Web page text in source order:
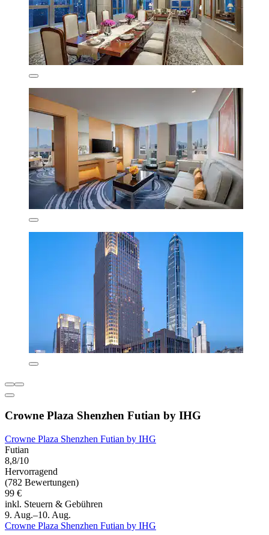
Crowne Plaza Shenzhen Futian by IHG
Crowne Plaza Shenzhen Futian by IHG
Futian
8,8/10
Hervorragend
(782 Bewertungen)
99 €
inkl. Steuern & Gebühren
9. Aug.–10. Aug.
Crowne Plaza Shenzhen Futian by IHG